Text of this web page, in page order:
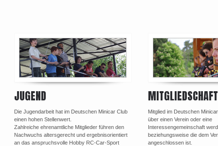
JUGEND
Die Jugendarbeit hat im Deutschen Minicar Club
einen hohen Stellenwert.
Zahlreiche ehrenamtliche Mitglieder führen den
Nachwuchs altersgerecht und ergebnisorientiert
an das anspruchsvolle Hobby RC-Car-Sport
MITGLIEDSCHAFT
Mitglied im Deutschen
über einen Verein oder eine
Interessengemeinschaft
beziehungsweise die dem
angeschlossen ist.